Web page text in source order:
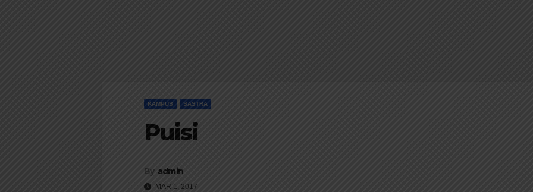
KAMPUS SASTRA
Puisi
By admin
MAR 1, 2017